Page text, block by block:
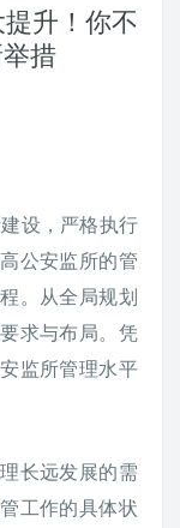
升！你不
措
设，严格执行
公安监所的管
。从全局规划
求与布局。凭
监所管理水平
长远发展的需
工作的具体状